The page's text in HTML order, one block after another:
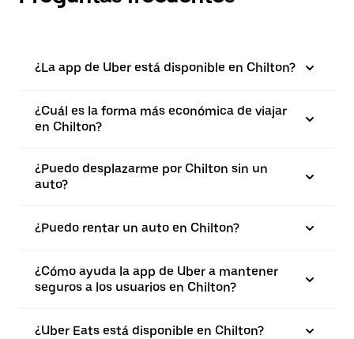
¿La app de Uber está disponible en Chilton?
¿Cuál es la forma más económica de viajar
en Chilton?
¿Puedo desplazarme por Chilton sin un
auto?
¿Puedo rentar un auto en Chilton?
¿Cómo ayuda la app de Uber a mantener
seguros a los usuarios en Chilton?
¿Uber Eats está disponible en Chilton?